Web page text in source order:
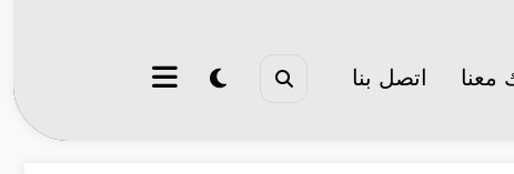
معنا اتصل بنا